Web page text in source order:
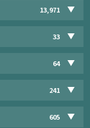
13,971
33
64
241
605